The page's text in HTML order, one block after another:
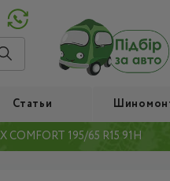
Статьи
COMFORT 195/65 R15 91H